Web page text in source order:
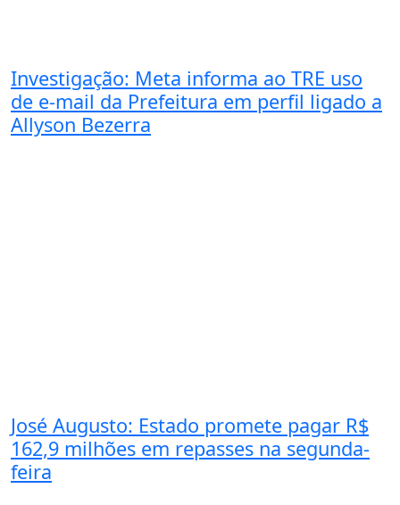
Investigação: Meta informa ao TRE uso
de e-mail da Prefeitura em perfil ligado a
Allyson Bezerra
José Augusto: Estado promete pagar R$
162,9 milhões em repasses na segunda-
feira